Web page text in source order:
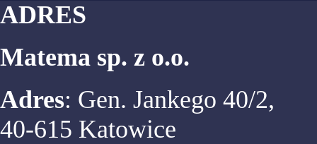
ADRES
Matema sp. z o.o.
Adres: Gen. Jankego 40/2,
40-615 Katowice